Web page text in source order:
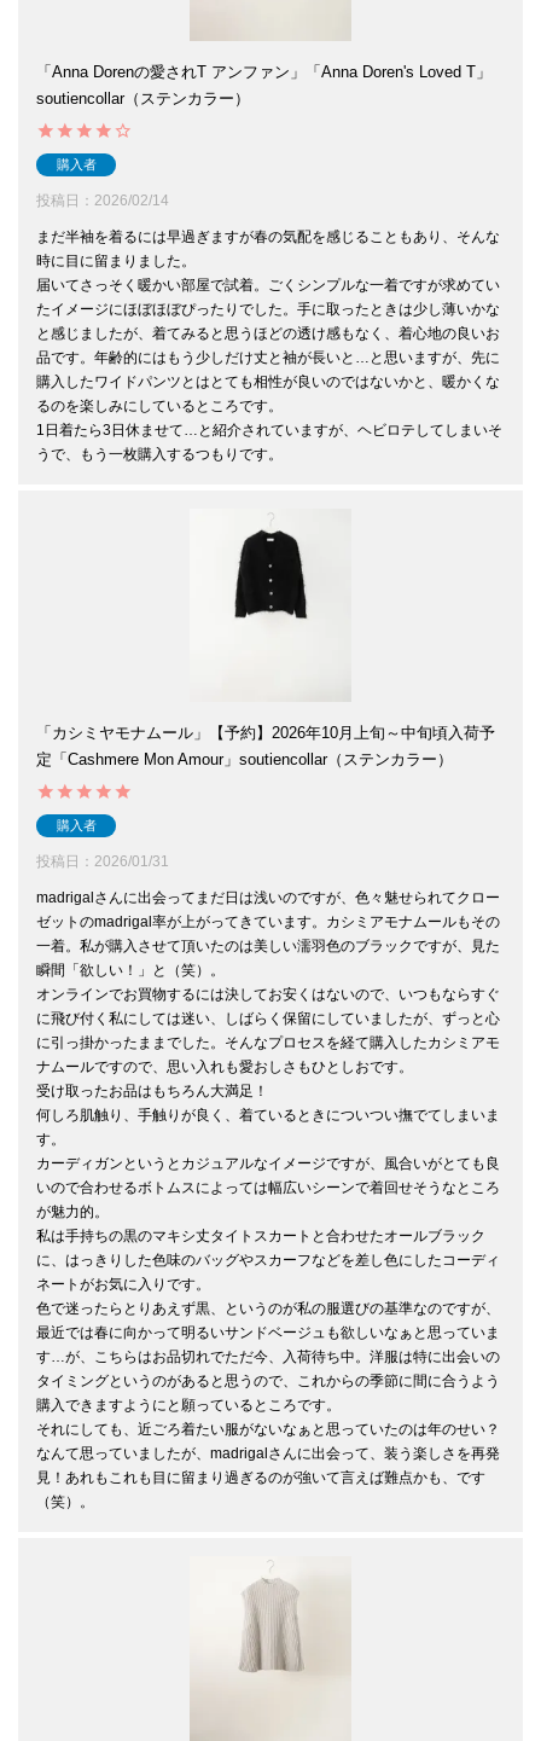
「Anna Dorenの愛されT アンファン」「Anna Doren's Loved T」
soutiencollar（ステンカラー）
購入者
投稿日 2026/02/14
まだ半袖を着るには早過ぎますが春の気配を感じることもあり、そんな
時に目に留まりました。
届いてさっそく暖かい部屋で試着。ごくシンプルな一着ですが求めてい
たイメージにほぼほぼぴったりでした。手に取ったときは少し薄いかな
と感じましたが、着てみると思うほどの透け感もなく、着心地の良いお
品です。年齢的にはもう少しだけ丈と袖が長いと…と思いますが、先に
購入したワイドパンツとはとても相性が良いのではないかと、暖かくな
るのを楽しみにしているところです。
1日着たら3日休ませて…と紹介されていますが、ヘビロテしてしまいそ
うで、もう一枚購入するつもりです。
「カシミヤモナムール」【予約】2026年10月上旬～中旬頃入荷予
定「Cashmere Mon Amour」soutiencollar（ステンカラー）
購入者
投稿日 2026/01/31
madrigalさんに出会ってまだ日は浅いのですが、色々魅せられてクロー
ゼットのmadrigal率が上がってきています。カシミアモナムールもその
一着。私が購入させて頂いたのは美しい濡羽色のブラックですが、見た
瞬間「欲しい！」と（笑）。
オンラインでお買物するには決してお安くはないので、いつもならすぐ
に飛び付く私にしては迷い、しばらく保留にしていましたが、ずっと心
に引っ掛かったままでした。そんなプロセスを経て購入したカシミアモ
ナムールですので、思い入れも愛おしさもひとしおです。
受け取ったお品はもちろん大満足！
何しろ肌触り、手触りが良く、着ているときについつい撫でてしまいま
す。
カーディガンというとカジュアルなイメージですが、風合いがとても良
いので合わせるボトムスによっては幅広いシーンで着回せそうなところ
が魅力的。
私は手持ちの黒のマキシ丈タイトスカートと合わせたオールブラック
に、はっきりした色味のバッグやスカーフなどを差し色にしたコーディ
ネートがお気に入りです。
色で迷ったらとりあえず黒、というのが私の服選びの基準なのですが、
最近では春に向かって明るいサンドベージュも欲しいなぁと思っていま
す…が、こちらはお品切れでただ今、入荷待ち中。洋服は特に出会いの
タイミングというのがあると思うので、これからの季節に間に合うよう
購入できますようにと願っているところです。
それにしても、近ごろ着たい服がないなぁと思っていたのは年のせい？
なんて思っていましたが、madrigalさんに出会って、装う楽しさを再発
見！あれもこれも目に留まり過ぎるのが強いて言えば難点かも、です